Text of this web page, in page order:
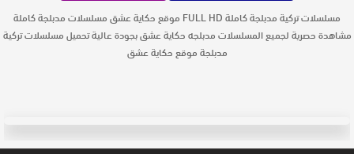
مسلسلات تركية مدبلجة كاملة FULL HD موقع حكاية عشق مسلسلات مدبلجة كاملة
مشاهدة حصرية لجميع المسلسلات مدبلجه حكاية عشق بجودة عالية تحميل مسلسلات تركية
مدبلجة موقع حكاية عشق